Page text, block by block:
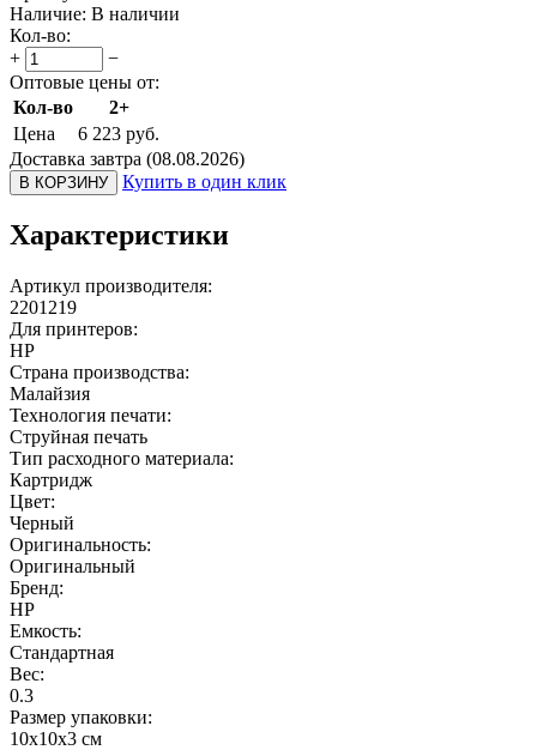
Наличие: В наличии
Кол-во:
+
−
Оптовые цены от:
Кол-во
2+
Цена
6 223 руб.
Доставка завтра (08.08.2026)
В КОРЗИНУ Купить в один клик
Характеристики
Артикул производителя:
2201219
Для принтеров:
HP
Страна производства:
Малайзия
Технология печати:
Струйная печать
Тип расходного материала:
Картридж
Цвет:
Черный
Оригинальность:
Оригинальный
Бренд:
HP
Емкость:
Стандартная
Вес:
0.3
Размер упаковки:
10x10x3 см